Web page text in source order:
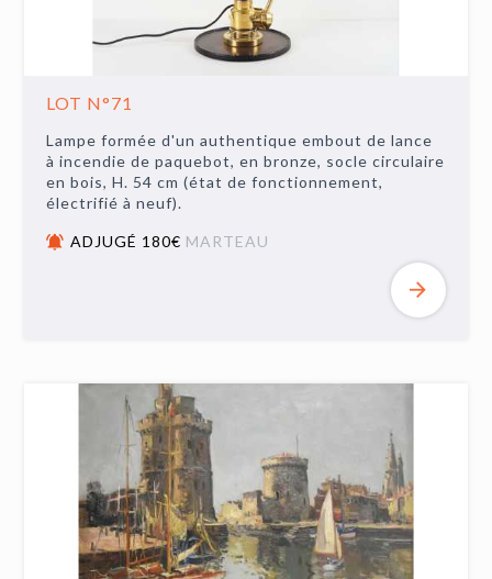
LOT N°71
Lampe formée d'un authentique embout de lance
à incendie de paquebot, en bronze, socle circulaire
en bois, H. 54 cm (état de fonctionnement,
électrifié à neuf).
ADJUGÉ 180€ MARTEAU